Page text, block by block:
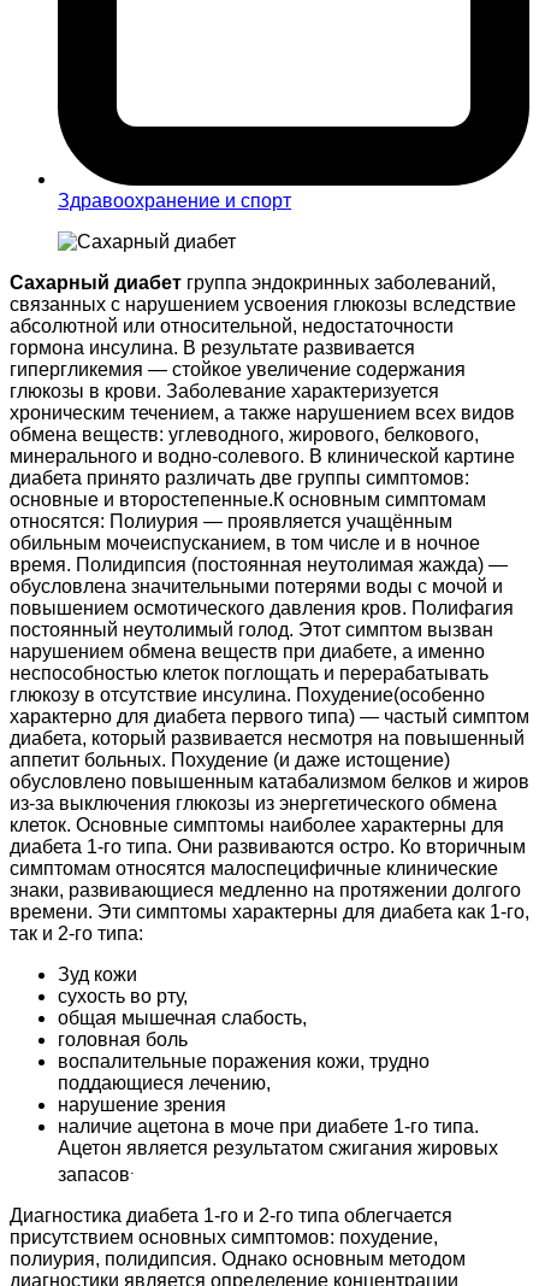
Здравоохранение и спорт
Сахарный диабет группа эндокринных заболеваний,
связанных с нарушением усвоения глюкозы вследствие
абсолютной или относительной, недостаточности
гормона инсулина. В результате развивается
гипергликемия — стойкое увеличение содержания
глюкозы в крови. Заболевание характеризуется
хроническим течением, а также нарушением всех видов
обмена веществ: углеводного, жирового, белкового,
минерального и водно-солевого. В клинической картине
диабета принято различать две группы симптомов:
основные и второстепенные.К основным симптомам
относятся: Полиурия — проявляется учащённым
обильным мочеиспусканием, в том числе и в ночное
время. Полидипсия (постоянная неутолимая жажда) —
обусловлена значительными потерями воды с мочой и
повышением осмотического давления кров. Полифагия
постоянный неутолимый голод. Этот симптом вызван
нарушением обмена веществ при диабете, а именно
неспособностью клеток поглощать и перерабатывать
глюкозу в отсутствие инсулина. Похудение(особенно
характерно для диабета первого типа) — частый симптом
диабета, который развивается несмотря на повышенный
аппетит больных. Похудение (и даже истощение)
обусловлено повышенным катабализмом белков и жиров
из-за выключения глюкозы из энергетического обмена
клеток. Основные симптомы наиболее характерны для
диабета 1-го типа. Они развиваются остро. Ко вторичным
симптомам относятся малоспецифичные клинические
знаки, развивающиеся медленно на протяжении долгого
времени. Эти симптомы характерны для диабета как 1-го,
так и 2-го типа:
Зуд кожи
сухость во рту,
общая мышечная слабость,
головная боль
воспалительные поражения кожи, трудно
поддающиеся лечению,
нарушение зрения
наличие ацетона в моче при диабете 1-го типа.
Ацетон является результатом сжигания жировых
запасов
Диагностика диабета 1-го и 2-го типа облегчается
присутствием основных симптомов: похудение,
полиурия, полидипсия. Однако основным методом
диагностики является определение концентрации